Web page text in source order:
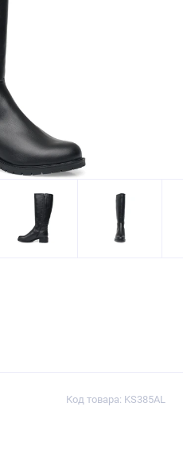
Код товара: KS385AL